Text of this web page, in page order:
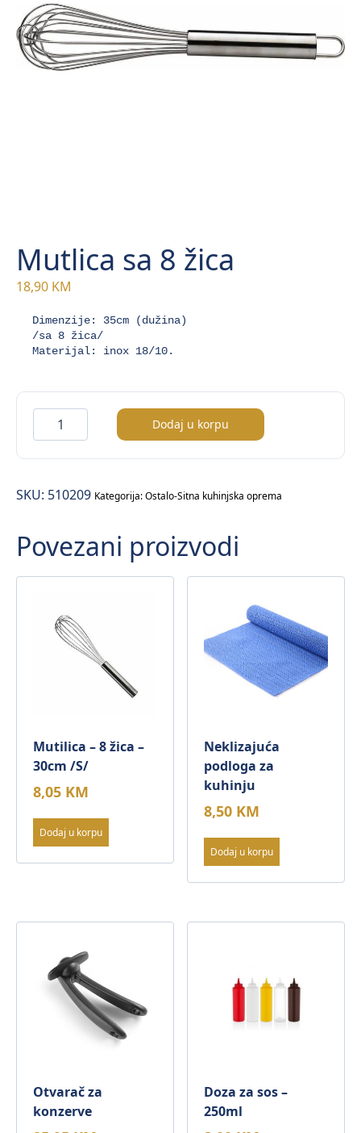
Mutlica sa 8 žica
18,90 KM
Dimenzije: 35cm (dužina)
/sa 8 žica/
Materijal: inox 18/10.
Mutlica
sa
8
količina
Dodaj u korpu
SKU: 510209 Kategorija:Ostalo-Sitna kuhinjska oprema
Povezani proizvodi
Mutilica – 8 žica –
30cm /S/
8,05 KM
Dodaj u korpu
Neklizajuća
podloga za
kuhinju
8,50 KM
Dodaj u korpu
Otvarač za
konzerve
Doza za sos –
250ml